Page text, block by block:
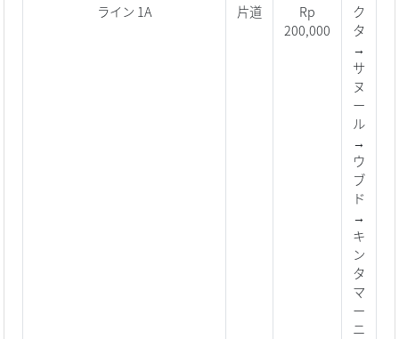
ライン 1A 片道
Rp
200,000
ク
タ
→
サ
ヌ
ー
ル
→
ウ
ブ
ド
→
キ
ン
タ
マ
ー
ニ